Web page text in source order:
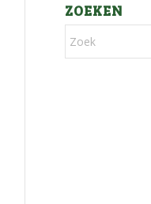
ZOEKEN